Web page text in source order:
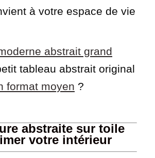
à votre espace de vie
abstrait grand
tableau abstrait original
format moyen ?
abstraite sur toile
votre intérieur